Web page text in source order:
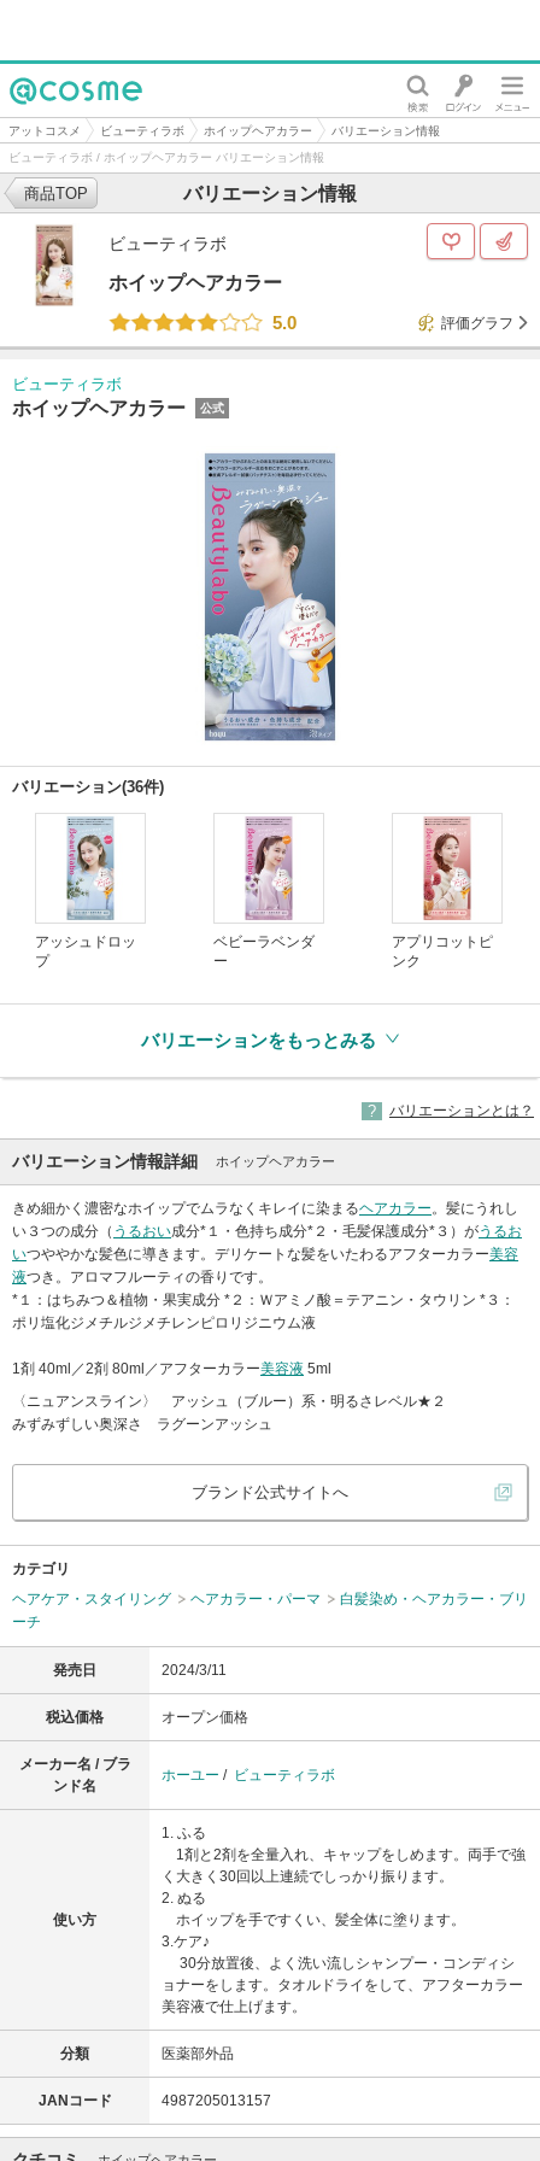
@cosme
アットコスメ ビューティラボ ホイップヘアカラー
バリエーション情報
ビューティラボ / ホイップヘアカラー バリエーション情報
バリエーション情報
商品TOP
ビューティラボ
ホイップヘアカラー
5.0
評価グラフ
ビューティラボ
ホイップヘアカラー 公式
バリエーション(36件)
アッシュドロッ
プ
ベビーラベンダ
ー
アプリコットピ
ンク
バリエーションをもっとみる
バリエーションとは？
バリエーション情報詳細 ホイップヘアカラー
きめ細かく濃密なホイップでムラなくキレイに染まるヘアカラー。髪にうれし
い３つの成分（ うるおい成分*１・色持ち成分*２・毛髪保護成分*３）がうるお
いつややかな髪色に導きます。デリケートな髪をいたわるアフターカラー美容
液つき。アロマフルーティの香りです。
*１：はちみつ＆植物・果実成分 *２：Ｗアミノ酸＝テアニン・タウリン *３：
ポリ塩化ジメチルジメチレンピロリジニウム液
1剤 40ml／2剤 80ml／アフターカラー美容液 5ml
〈ニュアンスライン〉 アッシュ（ブルー）系・明るさレベル★２
みずみずしい奥深さ ラグーンアッシュ
ブランド公式サイトへ
カテゴリ
ヘアケア・スタイリング
ヘアカラー・パーマ
白髪染め・ヘアカラー・ブリ
ーチ
発売日 2024/3/11
税込価格 オープン価格
メーカー名 / ブラ
ンド名
ホーユー / ビューティラボ
使い方
1. ふる
1剤と2剤を全量入れ、キャップをしめます。両手で強
く大きく30回以上連続でしっかり振ります。
2. ぬる
ホイップを手ですくい、髪全体に塗ります。
3.ケア♪
30分放置後、よく洗い流しシャンプー・コンディシ
ョナーをします。タオルドライをして、アフターカラー
美容液で仕上げます。
分類 医薬部外品
JANコード 4987205013157